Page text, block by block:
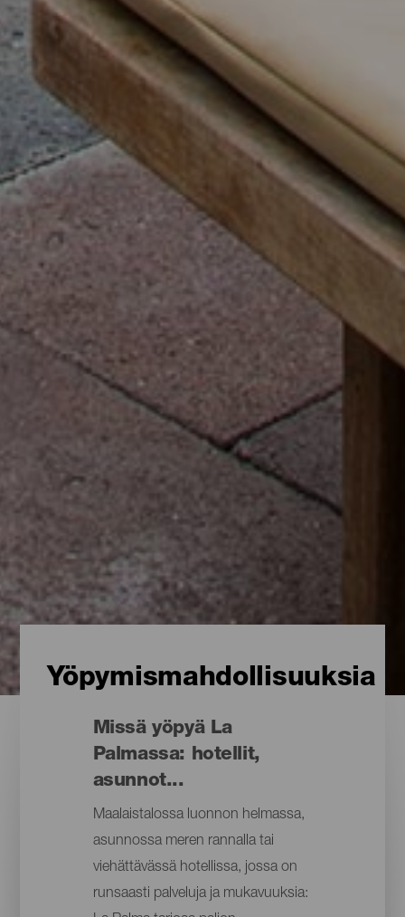
Yöpymismahdollisuuksia
Missä yöpyä La
Palmassa: hotellit,
asunnot...
Maalaistalossa luonnon helmassa,
asunnossa meren rannalla tai
viehättävässä hotellissa, jossa on
runsaasti palveluja ja mukavuuksia: